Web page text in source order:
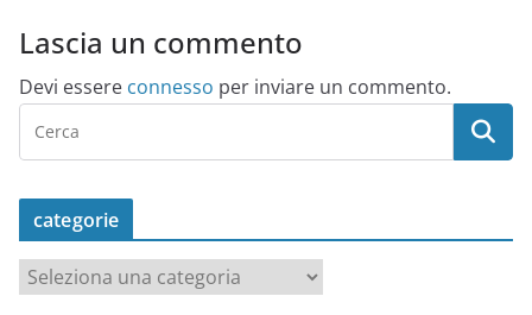
Lascia un commento
Devi essere connesso per inviare un commento.
categorie
a